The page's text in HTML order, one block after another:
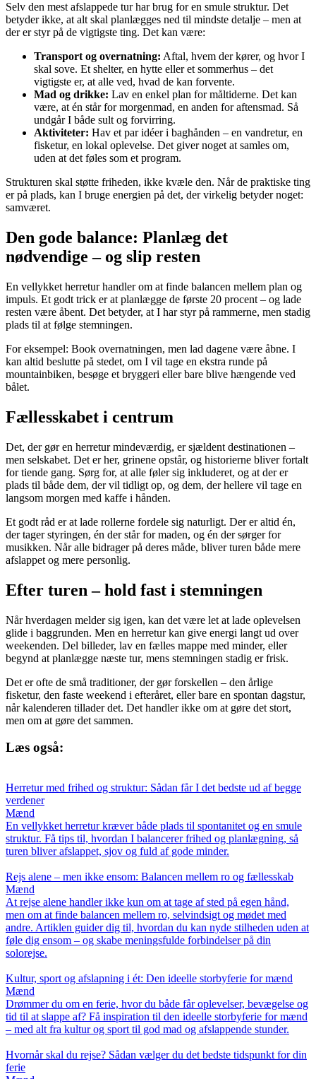
Selv den mest afslappede tur har brug for en smule struktur. Det
betyder ikke, at alt skal planlægges ned til mindste detalje – men at
der er styr på de vigtigste ting. Det kan være:
Transport og overnatning: Aftal, hvem der kører, og hvor I
skal sove. Et shelter, en hytte eller et sommerhus – det
vigtigste er, at alle ved, hvad de kan forvente.
Mad og drikke: Lav en enkel plan for måltiderne. Det kan
være, at én står for morgenmad, en anden for aftensmad. Så
undgår I både sult og forvirring.
Aktiviteter: Hav et par idéer i baghånden – en vandretur, en
fisketur, en lokal oplevelse. Det giver noget at samles om,
uden at det føles som et program.
Strukturen skal støtte friheden, ikke kvæle den. Når de praktiske ting
er på plads, kan I bruge energien på det, der virkelig betyder noget:
samværet.
Den gode balance: Planlæg det
nødvendige – og slip resten
En vellykket herretur handler om at finde balancen mellem plan og
impuls. Et godt trick er at planlægge de første 20 procent – og lade
resten være åbent. Det betyder, at I har styr på rammerne, men stadig
plads til at følge stemningen.
For eksempel: Book overnatningen, men lad dagene være åbne. I
kan altid beslutte på stedet, om I vil tage en ekstra runde på
mountainbiken, besøge et bryggeri eller bare blive hængende ved
bålet.
Fællesskabet i centrum
Det, der gør en herretur mindeværdig, er sjældent destinationen –
men selskabet. Det er her, grinene opstår, og historierne bliver fortalt
for tiende gang. Sørg for, at alle føler sig inkluderet, og at der er
plads til både dem, der vil tidligt op, og dem, der hellere vil tage en
langsom morgen med kaffe i hånden.
Et godt råd er at lade rollerne fordele sig naturligt. Der er altid én,
der tager styringen, én der står for maden, og én der sørger for
musikken. Når alle bidrager på deres måde, bliver turen både mere
afslappet og mere personlig.
Efter turen – hold fast i stemningen
Når hverdagen melder sig igen, kan det være let at lade oplevelsen
glide i baggrunden. Men en herretur kan give energi langt ud over
weekenden. Del billeder, lav en fælles mappe med minder, eller
begynd at planlægge næste tur, mens stemningen stadig er frisk.
Det er ofte de små traditioner, der gør forskellen – den årlige
fisketur, den faste weekend i efteråret, eller bare en spontan dagstur,
når kalenderen tillader det. Det handler ikke om at gøre det stort,
men om at gøre det sammen.
Læs også:
Herretur med frihed og struktur: Sådan får I det bedste ud af begge
verdener
Mænd
En vellykket herretur kræver både plads til spontanitet og en smule
struktur. Få tips til, hvordan I balancerer frihed og planlægning, så
turen bliver afslappet, sjov og fuld af gode minder.
Rejs alene – men ikke ensom: Balancen mellem ro og fællesskab
Mænd
At rejse alene handler ikke kun om at tage af sted på egen hånd,
men om at finde balancen mellem ro, selvindsigt og mødet med
andre. Artiklen guider dig til, hvordan du kan nyde stilheden uden at
føle dig ensom – og skabe meningsfulde forbindelser på din
solorejse.
Kultur, sport og afslapning i ét: Den ideelle storbyferie for mænd
Mænd
Drømmer du om en ferie, hvor du både får oplevelser, bevægelse og
tid til at slappe af? Få inspiration til den ideelle storbyferie for mænd
– med alt fra kultur og sport til god mad og afslappende stunder.
Hvornår skal du rejse? Sådan vælger du det bedste tidspunkt for din
ferie